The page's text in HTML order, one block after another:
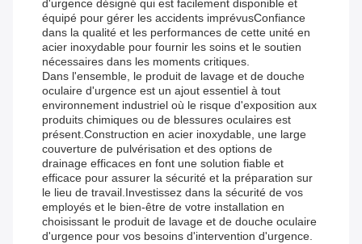
d'urgence désigné qui est facilement disponible et
équipé pour gérer les accidents imprévusConfiance
dans la qualité et les performances de cette unité en
acier inoxydable pour fournir les soins et le soutien
nécessaires dans les moments critiques.
Dans l'ensemble, le produit de lavage et de douche
oculaire d'urgence est un ajout essentiel à tout
environnement industriel où le risque d'exposition aux
produits chimiques ou de blessures oculaires est
présent.Construction en acier inoxydable, une large
couverture de pulvérisation et des options de
drainage efficaces en font une solution fiable et
efficace pour assurer la sécurité et la préparation sur
le lieu de travail.Investissez dans la sécurité de vos
employés et le bien-être de votre installation en
choisissant le produit de lavage et de douche oculaire
d'urgence pour vos besoins d'intervention d'urgence.